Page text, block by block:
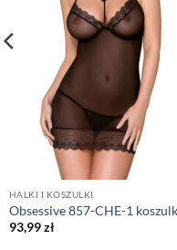
HALKI I KOSZULKI
Obsessive 857-CHE-1
93,99zł